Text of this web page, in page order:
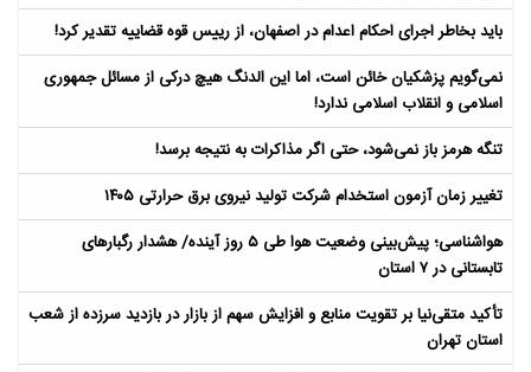
باید بخاطر اجرای احکام اعدام در اصفهان، از رییس قوه قضاییه تقدیر کرد!
نمی‌گویم پزشکیان خائن است، اما این الدنگ هیچ درکی از مسائل جمهوری
اسلامی و انقلاب اسلامی ندارد!
تنگه هرمز باز نمی‌شود، حتی اگر مذاکرات به نتیجه برسد!
تغییر زمان آزمون استخدام شرکت تولید نیروی برق حرارتی ۱۴۰۵
هواشناسی؛ پیش‌بینی وضعیت هوا طی ۵ روز آینده/ هشدار رگبارهای
تابستانی در ۷ استان
تأکید متقی‌نیا بر تقویت منابع و افزایش سهم از بازار در بازدید سرزده از شعب
استان تهران